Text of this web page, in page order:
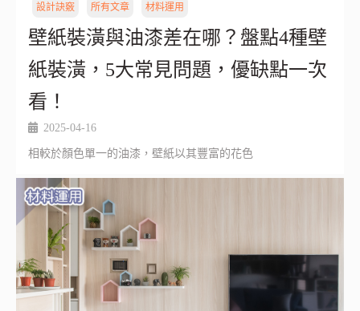
設計訣竅 所有文章 材料運用
壁紙裝潢與油漆差在哪？盤點4種壁
紙裝潢，5大常見問題，優缺點一次
看！
2025-04-16
相較於顏色單一的油漆，壁紙以其豐富的花色